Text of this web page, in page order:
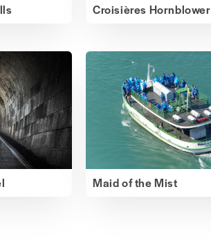
Croisières Hornblower
Maid of the Mist